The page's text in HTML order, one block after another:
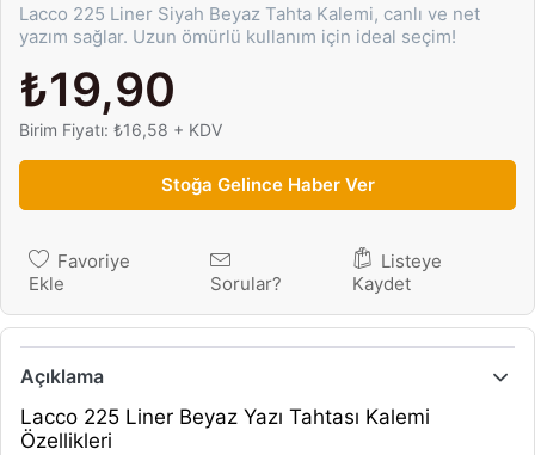
Lacco 225 Liner Siyah Beyaz Tahta Kalemi, canlı ve net
yazım sağlar. Uzun ömürlü kullanım için ideal seçim!
₺19,90
Birim Fiyatı: ₺16,58 + KDV
Stoğa Gelince Haber Ver
Favoriye
Ekle
Sorular?
Listeye
Kaydet
Açıklama
Lacco 225 Liner Beyaz Yazı Tahtası Kalemi
Özellikleri